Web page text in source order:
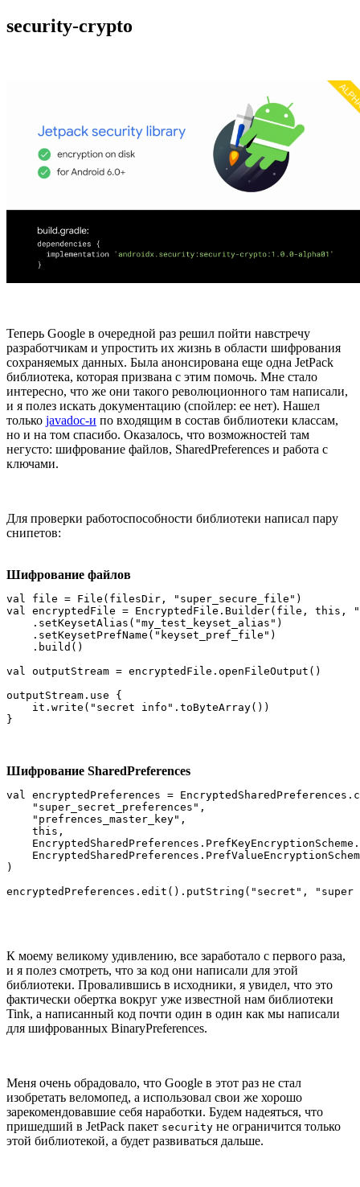
security-crypto
Теперь Google в очередной раз решил пойти навстречу
разработчикам и упростить их жизнь в области шифрования
сохраняемых данных. Была анонсирована еще одна JetPack
библиотека, которая призвана с этим помочь. Мне стало
интересно, что же они такого революционного там написали,
и я полез искать документацию (спойлер: ее нет). Нашел
только javadoc-и по входящим в состав библиотеки классам,
но и на том спасибо. Оказалось, что возможностей там
негусто: шифрование файлов, SharedPreferences и работа с
ключами.
Для проверки работоспособности библиотеки написал пару
снипетов:
Шифрование файлов
val file = File(filesDir, "super_secure_file")
val encryptedFile = EncryptedFile.Builder(file, this,
    .setKeysetAlias("my_test_keyset_alias")
    .setKeysetPrefName("keyset_pref_file")
    .build()
val outputStream = encryptedFile.openFileOutput()
outputStream.use {
    it.write("secret info".toByteArray())
}
Шифрование SharedPreferences
val encryptedPreferences =
    "super_secret_preferences",
    "prefrences_master_key",
    this,
)
encryptedPreferences.edit().putString("secret", "super
К моему великому удивлению, все заработало с первого раза,
и я полез смотреть, что за код они написали для этой
библиотеки. Провалившись в исходники, я увидел, что это
фактически обертка вокруг уже известной нам библиотеки
Tink, а написанный код почти один в один как мы написали
для шифрованных BinaryPreferences.
Меня очень обрадовало, что Google в этот раз не стал
изобретать веломопед, а использовал свои же хорошо
зарекомендовавшие себя наработки. Будем надеяться, что
пришедший в JetPack пакет security не ограничится только
этой библиотекой, а будет развиваться дальше.